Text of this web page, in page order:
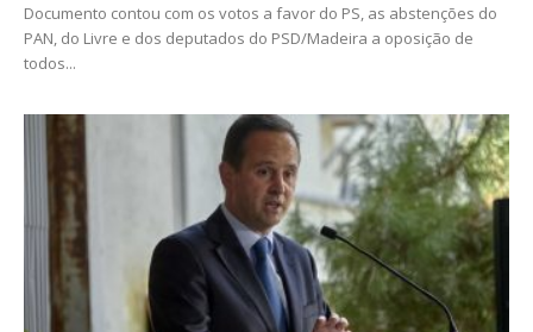
Documento contou com os votos a favor do PS, as abstenções do
PAN, do Livre e dos deputados do PSD/Madeira a oposição de
todos...